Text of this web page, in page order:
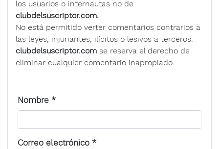
los usuarios o internautas no de
clubdelsuscriptor.com.
No está permitido verter comentarios contrarios a
las leyes, injuriantes, ilícitos o lesivos a terceros.
clubdelsuscriptor.com se reserva el derecho de
eliminar cualquier comentario inapropiado.
Nombre *
Correo electrónico *